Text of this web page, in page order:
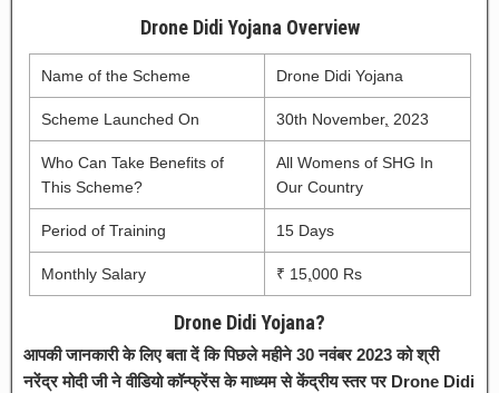
Drone Didi Yojana Overview
Name of the Scheme Drone Didi Yojana
Scheme Launched On 30th November, 2023
Who Can Take Benefits of
This Scheme?
All Womens of SHG In
Our Country
Period of Training 15 Days
Monthly Salary ₹ 15,000 Rs
Drone Didi Yojana?
आपकी जानकारी के लिए बता दें कि पिछले महीने 30 नवंबर 2023 को श्री
नरेंद्र मोदी जी ने वीडियो कॉन्फ्रेंस के माध्यम से केंद्रीय स्तर पर Drone Didi